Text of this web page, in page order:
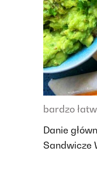
bardzo
Danie
Sandwicze